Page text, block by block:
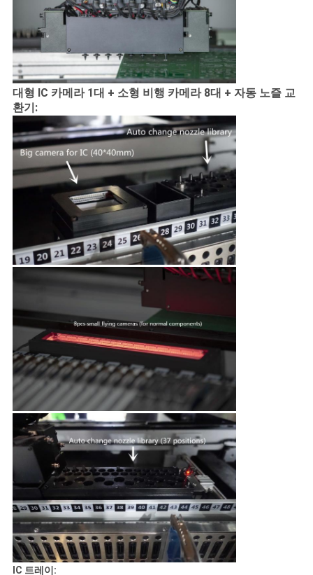
대형 IC 카메라 1대 + 소형 비행 카메라 8대 + 자동 노즐 교
환기:
IC 트레이: